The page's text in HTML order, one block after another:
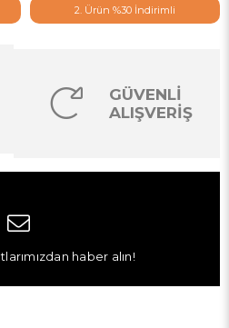
2. Ürün %30 İndirimli
GÜVENLİ
ALIŞVERİŞ
haber alın!